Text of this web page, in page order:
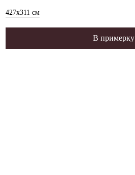
427x311 см
В примерку